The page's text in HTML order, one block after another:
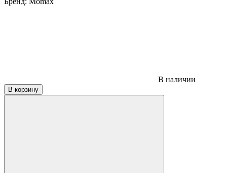
В наличии
В корзину